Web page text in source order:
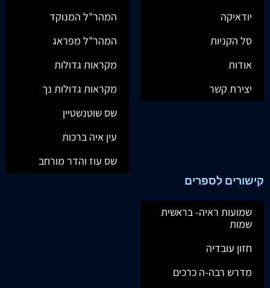
יודאיקה
סל הקניות
אודות
יצירת קשר
המהר"ל המנוקד
המהר"ל מפראג
מקראות גדולות
מקראות גדולות נך
שס שוטנשטיין
עין איה ברכות
שס עוז והדר מורחב
קישורים לספרים
שמועות ראיה- בראשית
שמות
חזון עובדיה
מדרש רבה-ה כרכים